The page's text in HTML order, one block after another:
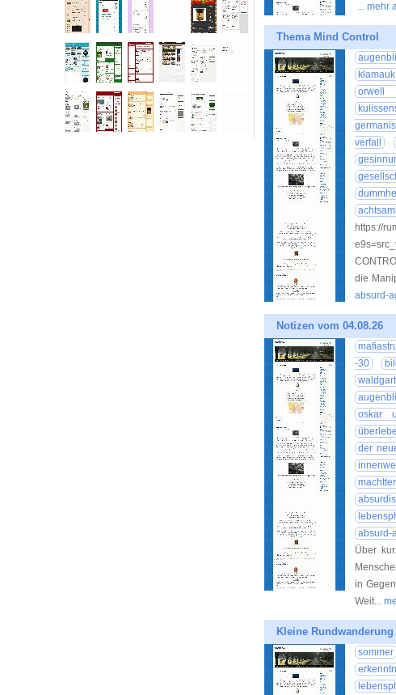
... mehr
Thema Mind Control
klamauk
orwell
verfall
https://
die
absurd-
Notizen vom 04.08.26
-30
oskar
der
absurd-
Über
in
Weit...
Kleine Rundwanderung
sommer